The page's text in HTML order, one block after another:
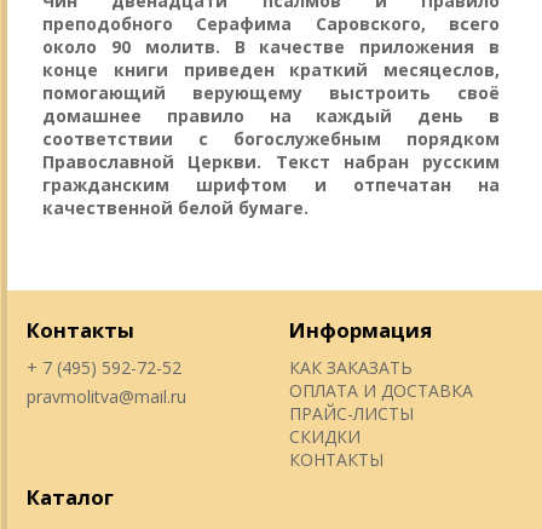
преподобного Серафима Саровского, всего
около 90 молитв. В качестве приложения в
конце книги приведен краткий месяцеслов,
помогающий верующему выстроить своё
домашнее правило на каждый день в
соответствии с богослужебным порядком
Православной Церкви. Текст набран русским
гражданским шрифтом и отпечатан на
качественной белой бумаге.
Контакты
+ 7 (495) 592-72-52
pravmolitva@mail.ru
Информация
КАК ЗАКАЗАТЬ
ОПЛАТА И ДОСТАВКА
ПРАЙС-ЛИСТЫ
СКИДКИ
КОНТАКТЫ
Каталог